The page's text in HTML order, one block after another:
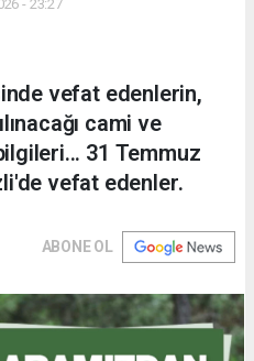
- 23:27
vefat edenlerin,
cami ve
31 Temmuz
vefat edenler.
ABONE OL